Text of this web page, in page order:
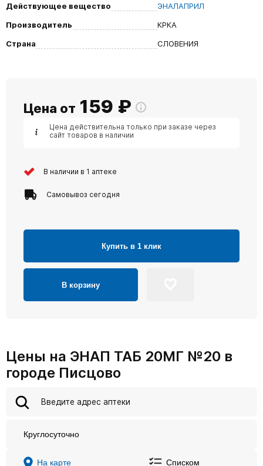
Действующее вещество
ЭНАЛАПРИЛ
Производитель
КРКА
Страна
СЛОВЕНИЯ
Цена от 159 ₽
Цена действительна только при заказе через
сайт товаров в наличии
В наличии в 1 аптеке
Самовывоз сегодня
Купить в 1 клик
В корзину
Цены на ЭНАП ТАБ 20МГ №20 в
городе Писцово
Круглосуточно
На карте Списком